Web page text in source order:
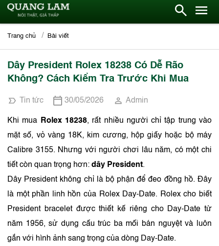
Trang chủ Bài viết
Dây President Rolex 18238 Có Dễ Rão
Không? Cách Kiểm Tra Trước Khi Mua
Tin tức 30/05/2026 Admin
Khi mua Rolex 18238, rất nhiều người chỉ tập trung vào
mặt số, vỏ vàng 18K, kim cương, hộp giấy hoặc bộ máy
Calibre 3155. Nhưng với người chơi lâu năm, có một chi
tiết còn quan trọng hơn: dây President.
Dây President không chỉ là bộ phận để đeo đồng hồ. Đây
là một phần linh hồn của Rolex Day-Date. Rolex cho biết
President bracelet được thiết kế riêng cho Day-Date từ
năm 1956, sử dụng cấu trúc ba mối bán nguyệt và luôn
gắn với hình ảnh sang trọng của dòng Day-Date.